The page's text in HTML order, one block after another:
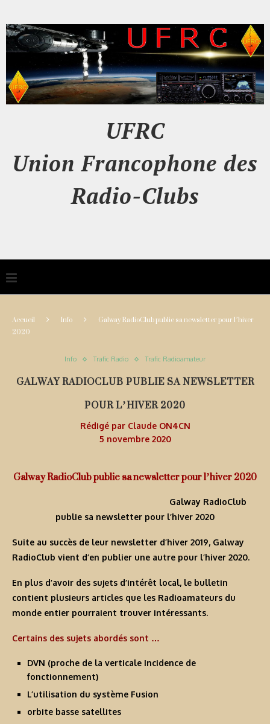
UFRC
Union Francophone des
Radio-Clubs
Accueil Info Galway RadioClub publie sa newsletter pour l’hiver
2020
Info Trafic Radio Trafic Radioamateur
GALWAY RADIOCLUB PUBLIE SA NEWSLETTER
POUR L’HIVER 2020
Rédigé par Claude ON4CN
5 novembre 2020
Galway RadioClub publie sa newsletter pour l’hiver 2020
Galway RadioClub
publie sa newsletter pour l’hiver 2020
Suite au succès de leur newsletter d’hiver 2019, Galway
RadioClub vient d’en publier une autre pour l’hiver 2020.
En plus d’avoir des sujets d’intérêt local, le bulletin
contient plusieurs articles que les Radioamateurs du
monde entier pourraient trouver intéressants.
Certains des sujets abordés sont …
DVN (proche de la verticale Incidence de
fonctionnement)
L’utilisation du système Fusion
orbite basse satellites